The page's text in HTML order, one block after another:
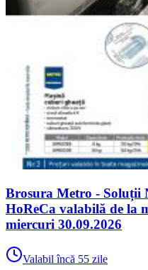
Brosura Metro - Soluții
HoReCa valabilă de la
miercuri 30.09.2026
Valabil încă 55 zile